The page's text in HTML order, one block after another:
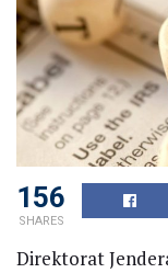
156
SHARES
Direktorat